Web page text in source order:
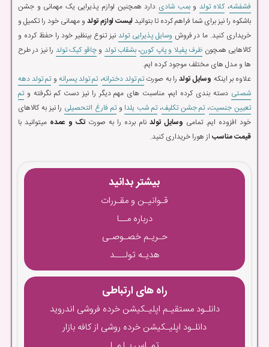
فشفشه،کلاه تولد وبمب شادی دارد همچنین لوازم پذیرایی یک مهمانی و جشن
باشکوه را نیز برای شما فراهم کرده تا بتوانیدلیست لوازم تولد و مهمانی خود را تکمیل و
خریداری کنید. ما در فروش وسایل پذیرایی تولد نیز تنوع بینظیر خود را حفظ کرده و
کالاهایی همچون ظرف پفیلا و پاپ کورن،بشقاب تولد وچاقو کیک تولد را نیز در طرح
ها و مدل های مختلف موجود کرده ایم.
علاوه بر اینکه وسایل تولدرا به صورتتم تولد دخترانه،تم تولد پسرانه وتم تولد دهه
شصتی دسته بندی کرده ایم، مناسبت های مهم دیگر را نیز دست کم نگرفته وتم
تعیین جنسیت،تم جشن تکلیف،تم شب یلدا وتم فارغ التحصیلی را نیز به کالاهای
خود افزوده ایم. تمامی وسایل تولد نام برده را به صورت تک و عمده میتوانید با
قیمت مناسب از هورا خریداری کنید.
بیشتر بدانید
قـوانیـن و مقـررات
درباره مــا
حـریـم خصـوصـی
هدیـه تولـــد
راه های ارتباطی
دانلـود مستقیـم اپلیـکیشن خرده فروشی اندروید
دانلـود اپلیـکیشن خرده روشی از کافه بازار